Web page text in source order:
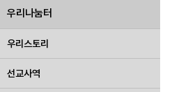
우리나눔터
우리스토리
선교사역